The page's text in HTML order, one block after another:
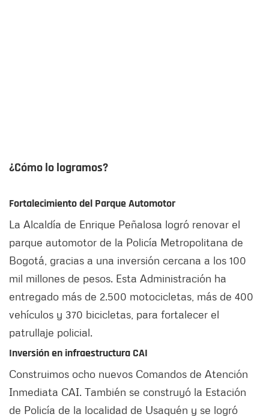
¿Cómo lo logramos?
Fortalecimiento del Parque Automotor
La Alcaldía de Enrique Peñalosa logró renovar el
parque automotor de la Policía Metropolitana de
Bogotá, gracias a una inversión cercana a los 100
mil millones de pesos. Esta Administración ha
entregado más de 2.500 motocicletas, más de 400
vehículos y 370 bicicletas, para fortalecer el
patrullaje policial.
Inversión en infraestructura CAI
Construimos ocho nuevos Comandos de Atención
Inmediata CAI. También se construyó la Estación
de Policía de la localidad de Usaquén y se logró